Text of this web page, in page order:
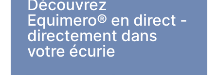
Découvrez
Equimero® en direct -
directement dans
votre écurie